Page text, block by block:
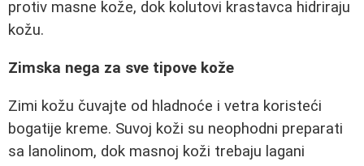
protiv masne kože, dok kolutovi krastavca hidriraju
kožu.
Zimska nega za sve tipove kože
Zimi kožu čuvajte od hladnoće i vetra koristeći
bogatije kreme. Suvoj koži su neophodni preparati
sa lanolinom, dok masnoj koži trebaju lagani